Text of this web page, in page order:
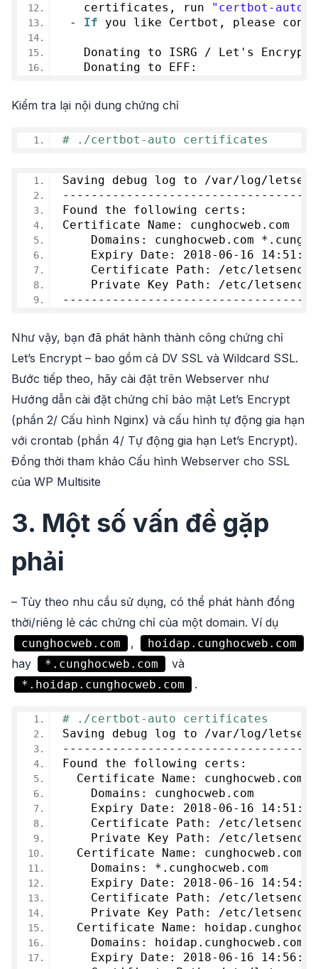
   certificates, run
"certbot-auto
- If you like Certbot, please
Donating to ISRG / Let's
Donating to EFF:
Kiểm tra lại nội dung chứng chỉ
# ./certbot-auto certificates
Saving debug log to /var/log/
Found the following certs:
Certificate Name: cunghocweb.com
Domains: cunghocweb.com
    Expiry Date:
2018- 06- 16 14 : 51 :
Certificate Path: /etc/
Private Key Path: /etc/
Như vậy, bạn đã phát hành thành công chứng chỉ
Let’s Encrypt – bao gồm cả DV SSL và Wildcard SSL.
Bước tiếp theo, hãy cài đặt trên Webserver như
Hướng dẫn cài đặt chứng chỉ bảo mật Let’s Encrypt
(phần 2/ Cấu hình Nginx) và cấu hình tự động gia hạn
với crontab (phần 4/ Tự động gia hạn Let’s Encrypt).
Đồng thời tham khảo Cấu hình Webserver cho SSL
của WP Multisite
3. Một số vấn đề gặp
phải
– Tùy theo nhu cầu sử dụng, có thể phát hành đồng
thời/riêng lẻ các chứng chỉ của một domain. Ví dụ
cunghocweb.com , hoidap.cunghocweb.com
hay *.cunghocweb.com và
*.hoidap.cunghocweb.com .
# ./certbot-auto certificates
Saving debug log to /var/log/
Found the following certs:
  Certificate Name: cunghocweb.com
    Domains: cunghocweb.com
    Expiry Date:
2018- 06- 16 14 : 51 :
Certificate Path: /etc/
Private Key Path: /etc/
  Certificate Name: cunghocweb.com-
    Domains: *.cunghocweb.com
    Expiry Date:
2018- 06- 16 14 : 54 :
Certificate Path: /etc/
Private Key Path: /etc/
Certificate Name:
    Domains: hoidap.cunghocweb.com
    Expiry Date:
2018- 06- 16 14 : 56 :